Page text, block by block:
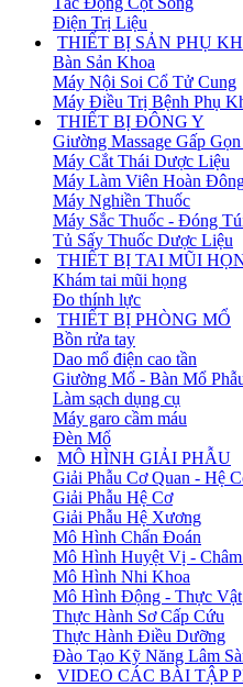
Điện Trị Liệu
THIẾT BỊ SẢN PHỤ
Bàn Sản Khoa
Máy Nội Soi Cổ Tử Cung
Máy Điều Trị Bệnh Phụ
THIẾT BỊ ĐÔNG Y
Giường Massage Gấp
Máy Cắt Thái Dược Liệu
Máy Làm Viên Hoàn
Máy Nghiền Thuốc
Máy Sắc Thuốc - Đóng
Tủ Sấy Thuốc Dược Liệu
THIẾT BỊ TAI MŨI
Khám tai mũi họng
Đo thính lực
THIẾT BỊ PHÒNG MỔ
Bồn rửa tay
Dao mổ điện cao tần
Giường Mổ - Bàn Mổ
Làm sạch dụng cụ
Máy garo cầm máu
Đèn Mổ
MÔ HÌNH GIẢI PHẪU
Giải Phẫu Cơ Quan - Hệ
Giải Phẫu Hệ Cơ
Giải Phẫu Hệ Xương
Mô Hình Chẩn Đoán
Mô Hình Huyệt Vị -
Mô Hình Nhi Khoa
Mô Hình Động - Thực Vật
Thực Hành Sơ Cấp Cứu
Thực Hành Điều Dưỡng
Đào Tạo Kỹ Năng Lâm
VIDEO CÁC BÀI TẬP